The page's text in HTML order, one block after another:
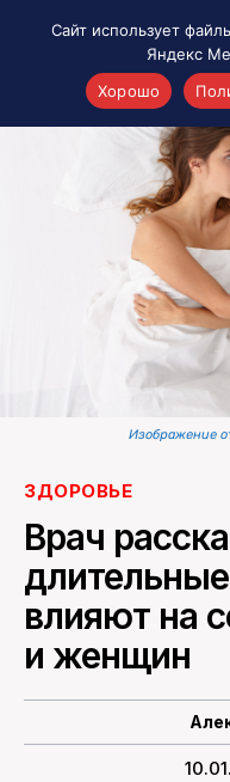
Материалы о
Проекты 7 инфо
Здоровье
Интересное
Новости кино и
Новости России
Политика
Новости мира
О НАС
Изображение
ЗДОРОВЬЕ
Врач
влияют на
и женщин
Сайт использует
Яндекс
Хорошо